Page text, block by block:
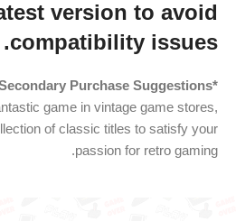
version to avoid
compatibility issues.
*Secondary Purchase Suggestions:*
game in vintage game stores,
of classic titles to satisfy your
passion for retro gaming.